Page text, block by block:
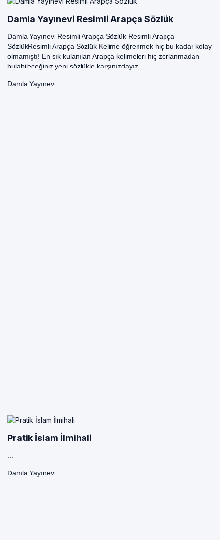
Damla Yayınevi Resimli Arapça Sözlük
Damla Yayınevi Resimli Arapça Sözlük Resimli Arapça
SözlükResimli Arapça Sözlük Kelime öğrenmek hiç bu kadar kolay
olmamıştı! En sık kulanılan Arapça kelimeleri hiç zorlanmadan
bulabileceğiniz yeni sözlükle karşınızdayız. ...
Damla Yayınevi
Pratik İslam İlmihali
Damla Yayınevi